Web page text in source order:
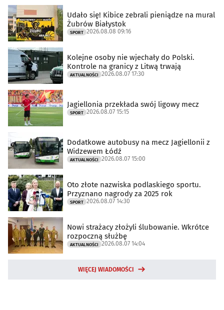
Udało się! Kibice zebrali pieniądze na mural
Żubrów Białystok
SPORT 2026.08.08 09:16
Kolejne osoby nie wjechały do Polski.
Kontrole na granicy z Litwą trwają
AKTUALNOŚCI 2026.08.07 17:30
Jagiellonia przekłada swój ligowy mecz
SPORT 2026.08.07 15:15
Dodatkowe autobusy na mecz Jagiellonii z
Widzewem Łódź
AKTUALNOŚCI 2026.08.07 15:00
Oto złote nazwiska podlaskiego sportu.
Przyznano nagrody za 2025 rok
SPORT 2026.08.07 14:30
Nowi strażacy złożyli ślubowanie. Wkrótce
rozpoczną służbę
AKTUALNOŚCI 2026.08.07 14:04
WIĘCEJ WIADOMOŚCI